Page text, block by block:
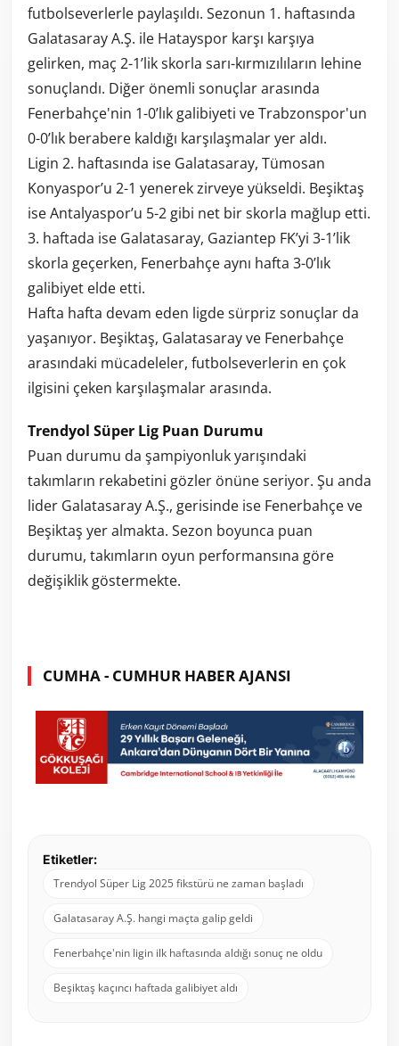
futbolseverlerle paylaşıldı. Sezonun 1. haftasında
Galatasaray A.Ş. ile Hatayspor karşı karşıya
gelirken, maç 2-1’lik skorla sarı-kırmızılıların lehine
sonuçlandı. Diğer önemli sonuçlar arasında
Fenerbahçe'nin 1-0’lık galibiyeti ve Trabzonspor'un
0-0’lık berabere kaldığı karşılaşmalar yer aldı.
Ligin 2. haftasında ise Galatasaray, Tümosan
Konyaspor’u 2-1 yenerek zirveye yükseldi. Beşiktaş
ise Antalyaspor’u 5-2 gibi net bir skorla mağlup etti.
3. haftada ise Galatasaray, Gaziantep FK’yi 3-1’lik
skorla geçerken, Fenerbahçe aynı hafta 3-0’lık
galibiyet elde etti.
Hafta hafta devam eden ligde sürpriz sonuçlar da
yaşanıyor. Beşiktaş, Galatasaray ve Fenerbahçe
arasındaki mücadeleler, futbolseverlerin en çok
ilgisini çeken karşılaşmalar arasında.
Trendyol Süper Lig Puan Durumu
Puan durumu da şampiyonluk yarışındaki
takımların rekabetini gözler önüne seriyor. Şu anda
lider Galatasaray A.Ş., gerisinde ise Fenerbahçe ve
Beşiktaş yer almakta. Sezon boyunca puan
durumu, takımların oyun performansına göre
değişiklik göstermekte.
CUMHA - CUMHUR HABER AJANSI
Etiketler:
Trendyol Süper Lig 2025 fikstürü ne zaman başladı
Galatasaray A.Ş. hangi maçta galip geldi
Fenerbahçe'nin ligin ilk haftasında aldığı sonuç ne oldu
Beşiktaş kaçıncı haftada galibiyet aldı